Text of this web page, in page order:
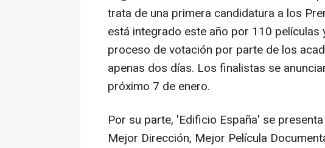
trata de una primera candidatura a los
está integrado este año por 110 películas
proceso de votación por parte de los
apenas dos días. Los finalistas se
próximo 7 de enero.
Por su parte, 'Edificio España' se
Mejor Dirección, Mejor Película